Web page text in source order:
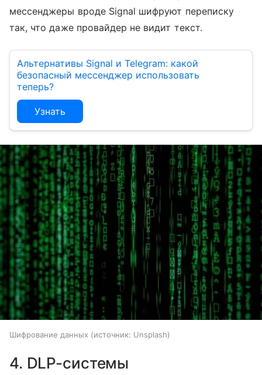
мессенджеры вроде Signal шифруют переписку
так, что даже провайдер не видит текст.
Альтернативы Signal и Telegram: какой
безопасный мессенджер использовать
теперь?
Узнать
Шифрование данных источник: Unsplash
4. DLP-системы